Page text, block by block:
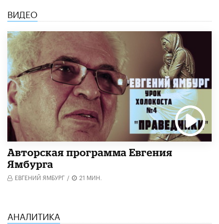
ВИДЕО
Авторская программа Евгения
Ямбурга
ЕВГЕНИЙ ЯМБУРГ / 21 МИН.
АНАЛИТИКА